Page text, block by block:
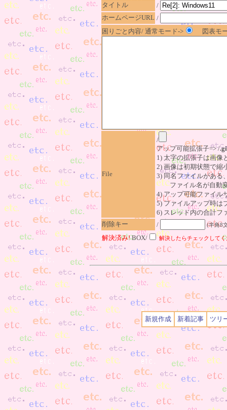
タイトル
/
ホームページURL /
困りごと内容/ 通常モード->
図表モ
File
/
アップ可能拡張子=> /
1) 太字の拡張子は画像
2) 画像は初期状態で縮
3) 同名ファイルがある
ファイル名が自動変
4) アップ可能ファイル
5) ファイルアップ時は
6) スレッド内の合計
削除キー
/ (半角8
解決済み!BOX/ 解決したらチェックして
新規作成 新着記事 ツリ